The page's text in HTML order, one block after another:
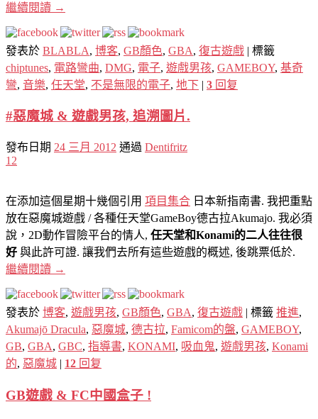
繼續閱讀 →
發表於 BLABLA, 博客, GB顏色, GBA, 復古遊戲 | 標籤
chiptunes, 電路彎曲, DMG, 電子, 遊戲男孩, GAMEBOY, 基奇
彎, 音樂, 任天堂, 不是無限的電子, 地下 | 3 回复
#惡魔城 & 遊戲男孩, 追溯圖片.
發布日期 24 三月 2012 通過 Dentifritz
12
在添加這個星期十幾個引用 項目集合 日本新指南書. 我把重點
放在惡魔城遊戲 / 各種任天堂GameBoy德古拉Akumajo. 我必須
說，2D動作冒險平台的情人, 任天堂和Konami的二人往往很
好 與此許可證. 讓我們去所有這些遊戲的概述, 後跳票低於.
繼續閱讀 →
發表於 博客, 遊戲男孩, GB顏色, GBA, 復古遊戲 | 標籤 推進,
Akumajō Dracula, 惡魔城, 德古拉, Famicom的盤, GAMEBOY,
GB, GBA, GBC, 指導書, KONAMI, 吸血鬼, 遊戲男孩, Konami
的, 惡魔城 | 12 回复
GB遊戲 & FC中國盒子 !